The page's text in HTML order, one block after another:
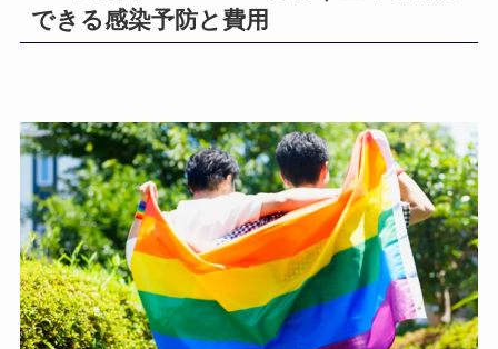
できる感染予防と費用